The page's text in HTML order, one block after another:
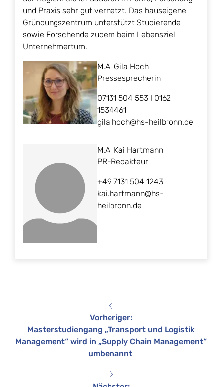
und Praxis sehr gut vernetzt. Das hauseigene
Gründungszentrum unterstützt Studierende
sowie Forschende zudem beim Lebensziel
Unternehmertum.
M.A. Gila Hoch
Pressesprecherin
07131 504 553 I 0162
1534461
gila.hoch@hs-heilbronn.de
M.A. Kai Hartmann
PR-Redakteur
+49 7131 504 1243
kai.hartmann@hs-
heilbronn.de
Vorheriger:
Masterstudiengang „Transport und Logistik
Management“ wird in „Supply Chain Management“
umbenannt